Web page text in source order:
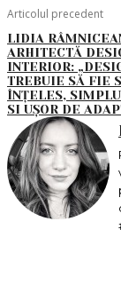
Articolul precedent
LIDIA
ARHITECTĂ
INTERIOR:
TREBUIE SĂ FIE
ÎNȚELES,
SI UȘOR DE